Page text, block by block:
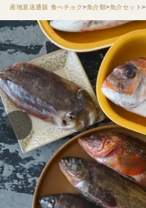
産地直送通販 食べチョク 魚介類 魚介セット